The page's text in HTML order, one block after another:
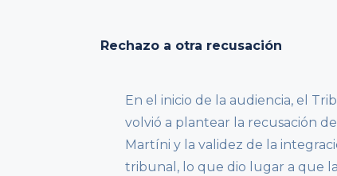
Rechazo a otra recusación
En el inicio de la audiencia, el
volvió a plantear la recusación de
Martíni y la validez de la
tribunal, lo que dio lugar a que